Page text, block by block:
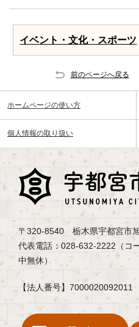
イベント・文化・スポーツ
前のページへ戻る
ホームページの使い方
個人情報の取り扱い
〒320-8540 栃木県宇都宮市
代表電話：028-632-2222（コ
中無休）
【法人番号】7000020092011